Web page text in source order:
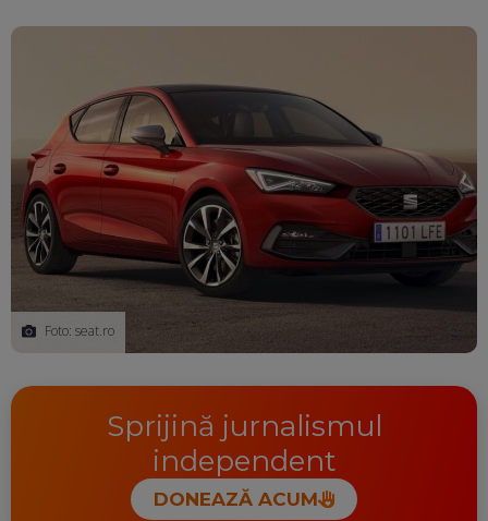
Foto: seat.ro
Sprijină jurnalismul
independent
DONEAZĂ ACUM